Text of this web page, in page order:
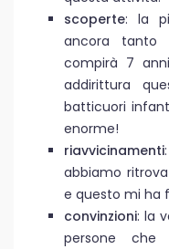
scoperte: la
ancora tanto
compirà 7
addirittura
batticuori
enorme!
riavvicinamenti
abbiamo
e questo mi ha
convinzioni: la
persone